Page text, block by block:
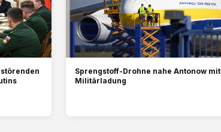
Sprengstoff-Drohne nahe Antonow mit
Militärladung